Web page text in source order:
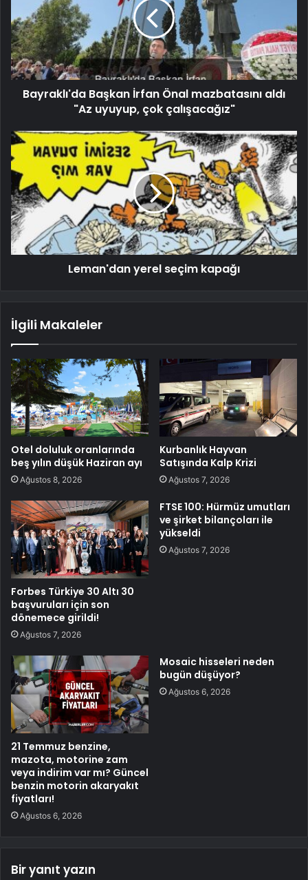
Bayraklı'da Başkan İrfan Önal mazbatasını aldı
"Az uyuyup, çok çalışacağız"
Leman'dan yerel seçim kapağı
İlgili Makaleler
Otel doluluk oranlarında
beş yılın düşük Haziran ayı
Ağustos 8, 2026
Kurbanlık Hayvan
Satışında Kalp Krizi
Ağustos 7, 2026
Forbes Türkiye 30 Altı 30
başvuruları için son
dönemece girildi!
Ağustos 7, 2026
FTSE 100: Hürmüz umutları
ve şirket bilançoları ile
yükseldi
Ağustos 7, 2026
21 Temmuz benzine,
mazota, motorine zam
veya indirim var mı? Güncel
benzin motorin akaryakıt
fiyatları!
Ağustos 6, 2026
Mosaic hisseleri neden
bugün düşüyor?
Ağustos 6, 2026
Bir yanıt yazın